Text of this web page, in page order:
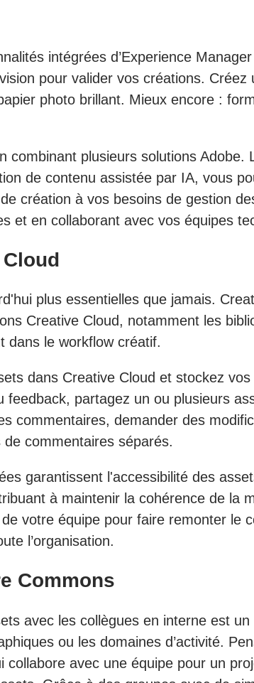
intégrées d’Experience
pour valider vos créations.
photo brillant. Mieux encore :
combinant plusieurs solutions
de contenu assistée par IA, vous
création à vos besoins de gestion
et en collaborant avec vos équipes
plus essentielles que jamais.
Creative Cloud, notamment les
dans le workflow créatif.
dans Creative Cloud et stockez
partagez un ou plusieurs
commentaires, demander des
de commentaires séparés.
garantissent l'accessibilité des
à maintenir la cohérence de la
votre équipe pour faire remonter le
l’organisation.
Commons
avec les collègues en interne est
ou les domaines d’activité.
collabore avec une équipe pour un